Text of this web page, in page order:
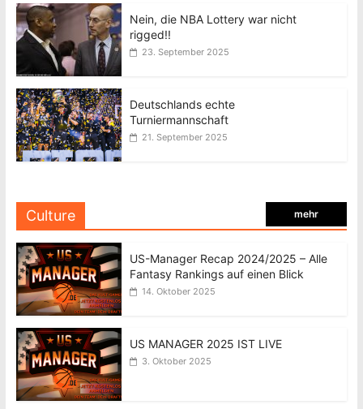
Nein, die NBA Lottery war nicht
rigged!!
23. September 2025
Deutschlands echte
Turniermannschaft
21. September 2025
Culture mehr
US-Manager Recap 2024/2025 – Alle
Fantasy Rankings auf einen Blick
14. Oktober 2025
US MANAGER 2025 IST LIVE
3. Oktober 2025